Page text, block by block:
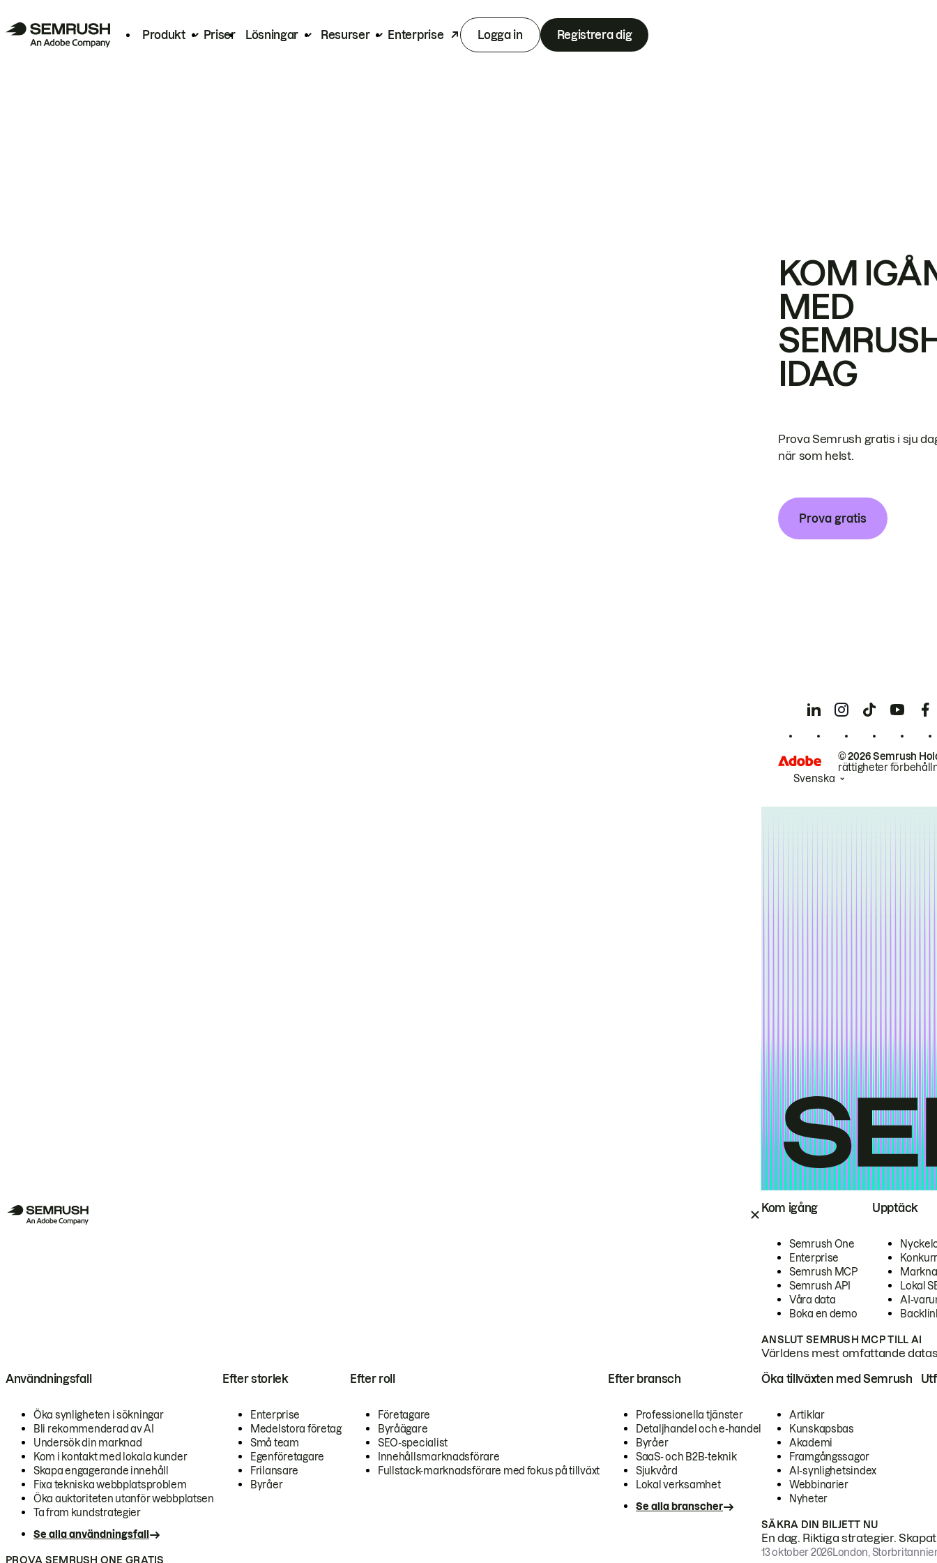
Produkt Priser Lösningar Resurser Enterprise Logga in Registrera dig
Kom igång
Semrush One
Enterprise
Semrush MCP
Semrush API
Våra data
Boka en demo
Upptäck
Lokal
AI-
ANSLUT SEMRUSH MCP TILL AI
Världens mest omfattande
Användningsfall
Öka synligheten i sökningar
Bli rekommenderad av AI
Undersök din marknad
Kom i kontakt med lokala kunder
Skapa engagerande innehåll
Fixa tekniska webbplatsproblem
Öka auktoriteten utanför webbplatsen
Ta fram kundstrategier
Se alla användningsfall
Efter storlek
Enterprise
Medelstora företag
Små team
Egenföretagare
Frilansare
Byråer
Efter roll
Företagare
Byråägare
SEO-specialist
Innehållsmarknadsförare
Fullstack-marknadsförare med fokus på tillväxt
Efter bransch
Professionella tjänster
Detaljhandel och e-handel
Byråer
SaaS- och B2B-teknik
Sjukvård
Lokal verksamhet
Se alla branscher
PROVA SEMRUSH ONE GRATIS
Öka tillväxten med Semrush
Artiklar
Kunskapsbas
Akademi
Framgångssagor
AI-synlighetsindex
Webbinarier
Nyheter
SÄKRA DIN BILJETT NU
En dag. Riktiga strategier.
13 oktober 2026London,
KOM
MED
IDAG
Prova Semrush gratis i sju
när som helst.
Prova gratis
© 2026 Semrush
rättigheter
Svenska